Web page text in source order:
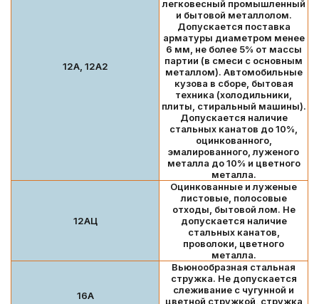
12А, 12А2
легковесный промышленный
и бытовой металлолом.
Допускается поставка
арматуры диаметром менее
6 мм, не более 5% от массы
партии (в смеси с основным
металлом). Автомобильные
кузова в сборе, бытовая
техника (холодильники,
плиты, стиральный машины).
Допускается наличие
стальных канатов до 10%,
оцинкованного,
эмалированного, луженого
металла до 10% и цветного
металла.
12АЦ
Оцинкованные и луженые
листовые, полосовые
отходы, бытовой лом. Не
допускается наличие
стальных канатов,
проволоки, цветного
металла.
16А
Вьюнообразная стальная
стружка. Не допускается
слеживание с чугунной и
цветной стружкой, стружка